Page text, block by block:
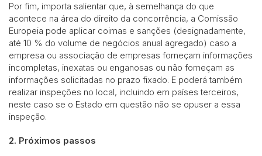
Por fim, importa salientar que, à semelhança do que
acontece na área do direito da concorrência, a Comissão
Europeia pode aplicar coimas e sanções (designadamente,
até 10 % do volume de negócios anual agregado) caso a
empresa ou associação de empresas forneçam informações
incompletas, inexatas ou enganosas ou não forneçam as
informações solicitadas no prazo fixado. E poderá também
realizar inspeções no local, incluindo em países terceiros,
neste caso se o Estado em questão não se opuser a essa
inspeção.
2. Próximos passos